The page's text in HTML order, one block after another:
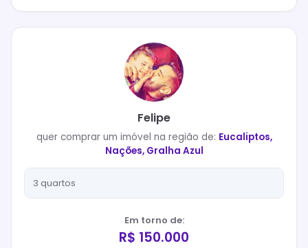
Felipe
quer comprarum imóvel na região de: Eucaliptos,
Nações, Gralha Azul
3 quartos
Em torno de:
R$ 150.000